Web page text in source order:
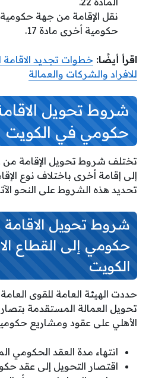
حكومية أخرى مادة 17.
اقرأ أيضًا: خطوات تجديد الاقامة
للافراد والشركات والعمالة
شروط تحويل
حكومي في الكويت
تختلف شروط تحويل الإقامة
إلى إقامة أخرى باختلاف نوع
تحديد هذه الشروط على النحو
شروط تحويل
حكومي إلى القطاع
الكويت
حددت الهيئة العامة للقوى
تحويل العمالة المستقدمة
الأهلي على عقود ومشاريع
انتهاء مدة العقد الحكومي
اقتصار التحويل إلى عقد